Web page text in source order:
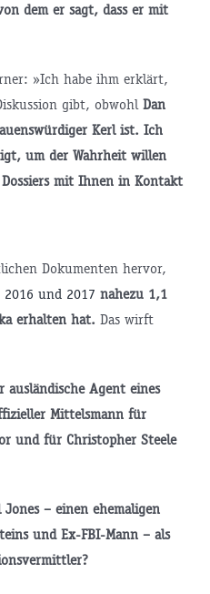
dem er sagt, dass er mit
»Ich habe ihm erklärt,
gibt, obwohl Dan
Kerl ist. Ich
um der Wahrheit willen
mit Ihnen in Kontakt
Dokumenten hervor,
2016 und 2017 nahezu 1,1
erhalten hat. Das wirft
ausländische Agent eines
Mittelsmann für
und für Christopher Steele
– einen ehemaligen
und Ex-FBI-Mann – als